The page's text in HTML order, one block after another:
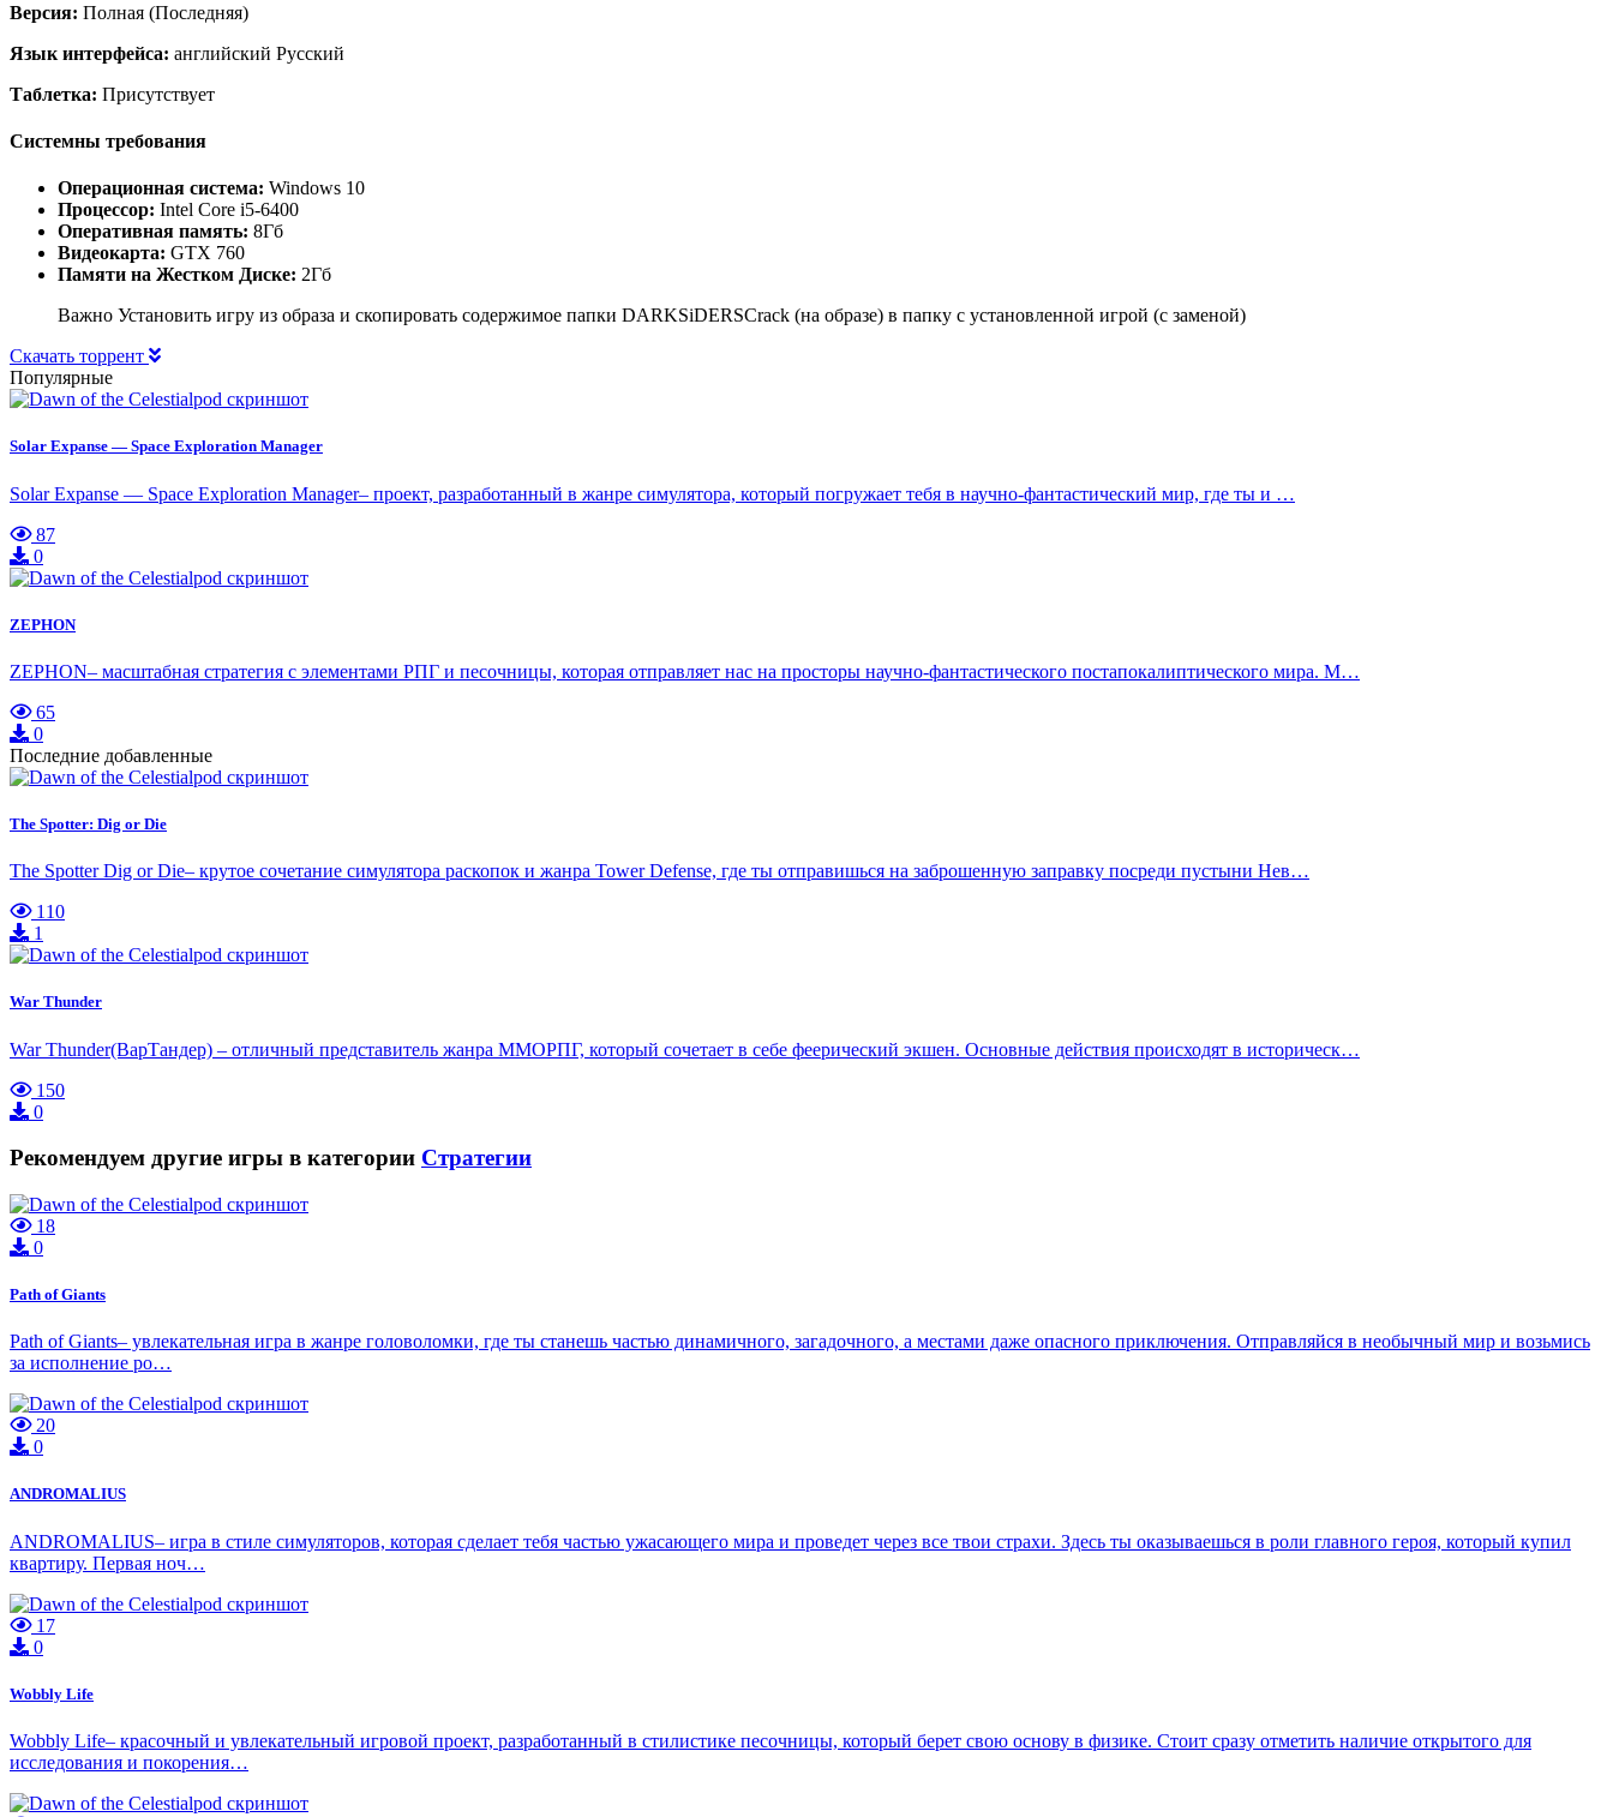
Версия: Полная (Последняя)
Язык интерфейса: английский Русский
Таблетка: Присутствует
Системны требования
Операционная система: Windows 10
Процессор: Intel Core i5-6400
Оперативная память: 8Гб
Видеокарта: GTX 760
Памяти на Жестком Диске: 2Гб
Важно Установить игру из образа и скопировать содержимое папки DARKSiDERSCrack (на образе) в папку с установленной игрой (с заменой)
Скачать торрент
Популярные
Solar Expanse — Space Exploration Manager
Solar Expanse — Space Exploration Manager– проект, разработанный в жанре симулятора, который погружает тебя в научно-фантастический мир, где ты и …
87
0
ZEPHON
ZEPHON– масштабная стратегия с элементами РПГ и песочницы, которая отправляет нас на просторы научно-фантастического постапокалиптического мира. М…
65
0
Последние добавленные
The Spotter: Dig or Die
The Spotter Dig or Die– крутое сочетание симулятора раскопок и жанра Tower Defense, где ты отправишься на заброшенную заправку посреди пустыни Нев…
110
1
War Thunder
War Thunder(ВарТандер) – отличный представитель жанра ММОРПГ, который сочетает в себе феерический экшен. Основные действия происходят в историческ…
150
0
Рекомендуем другие игры в категории Стратегии
18
0
Path of Giants
Path of Giants– увлекательная игра в жанре головоломки, где ты станешь частью динамичного, загадочного, а местами даже опасного приключения. Отправляйся в необычный мир и возьмись
за исполнение ро…
20
0
ANDROMALIUS
ANDROMALIUS– игра в стиле симуляторов, которая сделает тебя частью ужасающего мира и проведет через все твои страхи. Здесь ты оказываешься в роли главного героя, который купил
квартиру. Первая ноч…
17
0
Wobbly Life
Wobbly Life– красочный и увлекательный игровой проект, разработанный в стилистике песочницы, который берет свою основу в физике. Стоит сразу отметить наличие открытого для
исследования и покорения…